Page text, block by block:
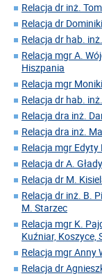
Relacja dr inż.
Relacja dr
Relacja dr hab.
Relacja mgr A.
Hiszpania
Relacja mgr
Relacja dr hab.
Relacja dra inż.
Relacja dra inż.
Relacja mgr Edyty
Relacja dr A.
Relacja dr M.
Relacja dr inż. B.
M. Starzec
Relacja mgr K.
Kuźniar, Koszyce,
Relacja mgr Anny
Relacja dr